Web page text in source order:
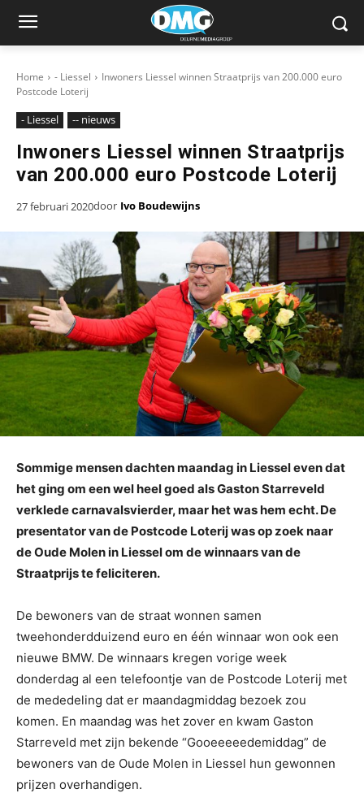
Home - Liessel
Inwoners Liessel winnen Straatprijs van 200.000 euro
Postcode Loterij
- Liessel -- nieuws
Inwoners Liessel winnen Straatprijs
van 200.000 euro Postcode Loterij
27 februari 2020door Ivo Boudewijns
Sommige mensen dachten maandag in Liessel even dat
het ging om een wel heel goed als Gaston Starreveld
verklede carnavalsvierder, maar het was hem echt. De
presentator van de Postcode Loterij was op zoek naar
de Oude Molen in Liessel om de winnaars van de
Straatprijs te feliciteren.
De bewoners van de straat wonnen samen
tweehonderdduizend euro en één winnaar won ook een
nieuwe BMW. De winnaars kregen vorige week
donderdag al een telefoontje van de Postcode Loterij met
de mededeling dat er maandagmiddag bezoek zou
komen. En maandag was het zover en kwam Gaston
Starreveld met zijn bekende “Gooeeeeedemiddag” de
bewoners van de Oude Molen in Liessel hun gewonnen
prijzen overhandigen.